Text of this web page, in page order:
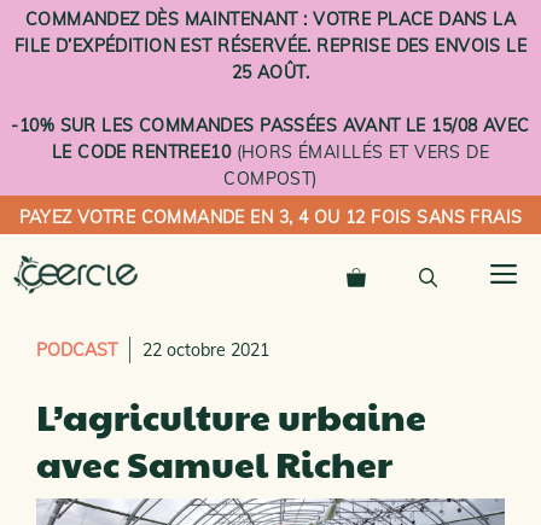
Aller
au
COMMANDEZ DÈS MAINTENANT : VOTRE PLACE DANS LA
FILE D’EXPÉDITION EST RÉSERVÉE. REPRISE DES ENVOIS LE
25 AOÛT.
-10% SUR LES COMMANDES PASSÉES AVANT LE 15/08 AVEC
LE CODE RENTREE10(HORS ÉMAILLÉS ET VERS DE
COMPOST)
PAYEZ VOTRE COMMANDE EN 3, 4 OU 12 FOIS SANS FRAIS
PODCAST 22 octobre 2021
L’agriculture urbaine
avec Samuel Richer